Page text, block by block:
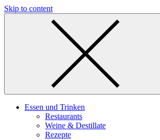
Skip to content
Essen und Trinken
Restaurants
Weine & Destillate
Rezepte